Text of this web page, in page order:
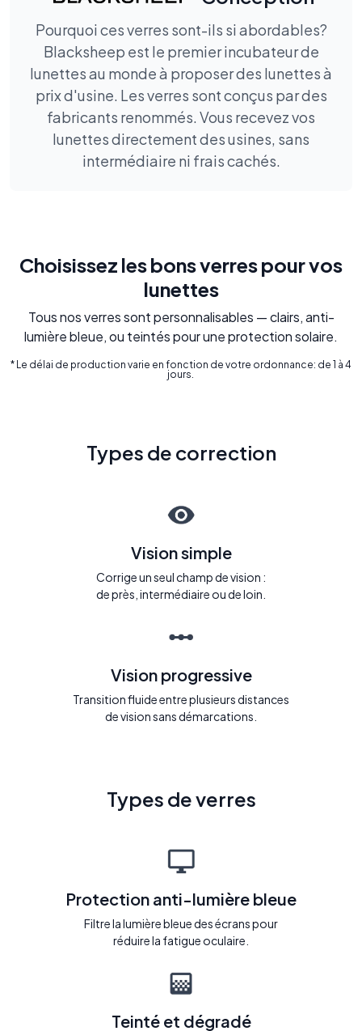
Pourquoi ces verres sont-ils si abordables?
Blacksheep est le premier incubateur de
lunettes au monde à proposer des lunettes à
prix d'usine. Les verres sont conçus par des
fabricants renommés. Vous recevez vos
lunettes directement des usines, sans
intermédiaire ni frais cachés.
Choisissez les bons verres pour vos
lunettes
Tous nos verres sont personnalisables — clairs, anti-
lumière bleue, ou teintés pour une protection solaire.
* Le délai de production varie en fonction de votre ordonnance: de 1 à 4
jours.
Types de correction
Vision simple
Corrige un seul champ de vision :
de près, intermédiaire ou de loin.
Vision progressive
Transition fluide entre plusieurs distances
de vision sans démarcations.
Types de verres
Protection anti-lumière bleue
Filtre la lumière bleue des écrans pour
réduire la fatigue oculaire.
Teinté et dégradé